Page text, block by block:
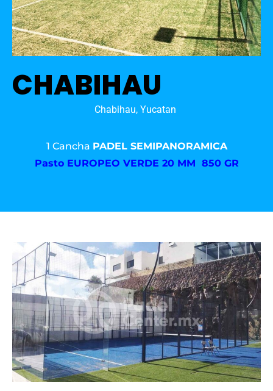
CHABIHAU
Chabihau, Yucatan
1 Cancha PADEL SEMIPANORAMICA
Pasto EUROPEO VERDE 20 MM 850 GR